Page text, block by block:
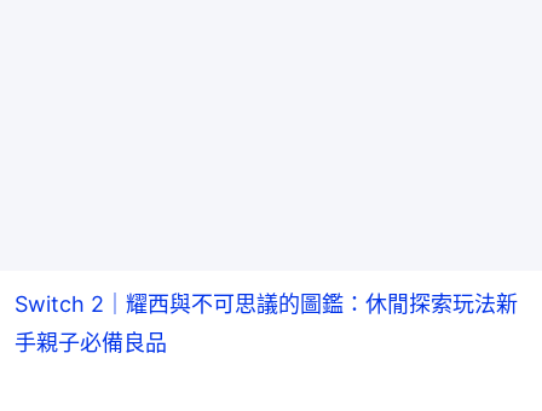
Switch 2｜耀西與不可思議的圖鑑：休閒探索玩法新
手親子必備良品